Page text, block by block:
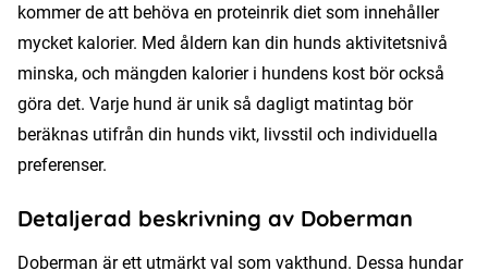
kommer de att behöva en proteinrik diet som innehåller
mycket kalorier. Med åldern kan din hunds aktivitetsnivå
minska, och mängden kalorier i hundens kost bör också
göra det. Varje hund är unik så dagligt matintag bör
beräknas utifrån din hunds vikt, livsstil och individuella
preferenser.
Detaljerad beskrivning av Doberman
Doberman är ett utmärkt val som vakthund. Dessa hundar